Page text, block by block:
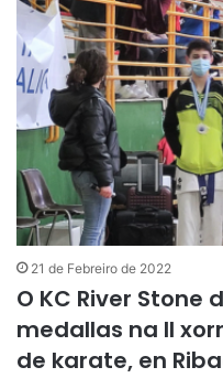
21 de Febreiro de 2022
O KC River Stone
medallas na II
de karate, en